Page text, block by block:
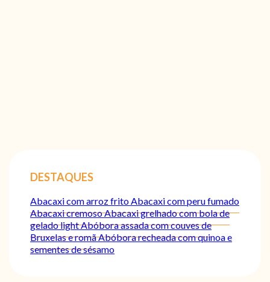
DESTAQUES
Abacaxi com arroz fritoAbacaxi com peru fumado
Abacaxi cremosoAbacaxi grelhado com bola de
gelado lightAbóbora assada com couves de
Bruxelas e romãAbóbora recheada com quinoa e
sementes de sésamo